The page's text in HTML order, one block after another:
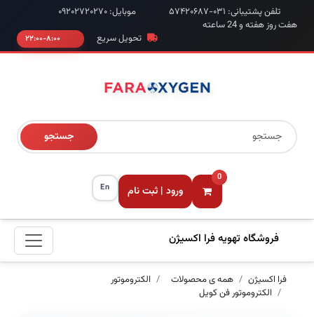
تلفن پشتیبانی: ۰۳۱-۵۷۴۲۰۶۸۷
موبایل: ۰۹۲۰۲۷۲۰۲۷۰
هفت روز هفته و 24 ساعته
تحویل سریع
جستجو
0
ورود | ثبت نام En
فروشگاه تهویه فرا اکسیژن
فرا اکسیژن همه ی محصولات
الکتروموتور
الکتروموتور فن کویل